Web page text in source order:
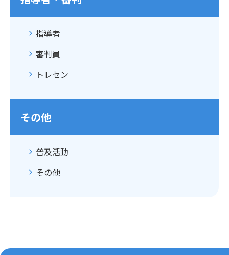
指導者
審判員
トレセン
その他
普及活動
その他